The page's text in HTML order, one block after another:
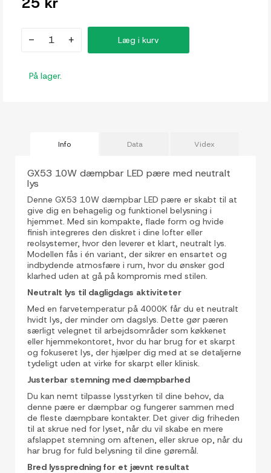
- + Læg i kurv
På lager.
Info Data Videx
GX53 10W dæmpbar LED pære med neutralt
lys
Denne GX53 10W dæmpbar LED pære er skabt til at
give dig en behagelig og funktionel belysning i
hjemmet. Med sin kompakte, flade form og hvide
finish integreres den diskret i dine lofter eller
reolsystemer, hvor den leverer et klart, neutralt lys.
Modellen fås i én variant, der sikrer en ensartet og
indbydende atmosfære i rum, hvor du ønsker god
klarhed uden at gå på kompromis med stilen.
Neutralt lys til dagligdags aktiviteter
Med en farvetemperatur på 4000K får du et neutralt
hvidt lys, der minder om dagslys. Dette gør pæren
særligt velegnet til arbejdsområder som køkkenet
eller hjemmekontoret, hvor du har brug for et skarpt
og fokuseret lys, der hjælper dig med at se detaljerne
tydeligt uden at virke for skarpt eller klinisk.
Justerbar stemning med dæmpbarhed
Du kan nemt tilpasse lysstyrken til dine behov, da
denne pære er dæmpbar og fungerer sammen med
de fleste dæmpbare kontakter. Det giver dig friheden
til at skrue ned for lyset, når du vil skabe en mere
afslappet stemning om aftenen, eller skrue op, når du
har brug for fuld belysning til dine gøremål.
Bred lysspredning for et jævnt resultat